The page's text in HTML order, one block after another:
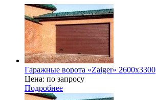
Гаражные ворота «Zaiger» 2600x3300
Цена: по запросу
Подробнее